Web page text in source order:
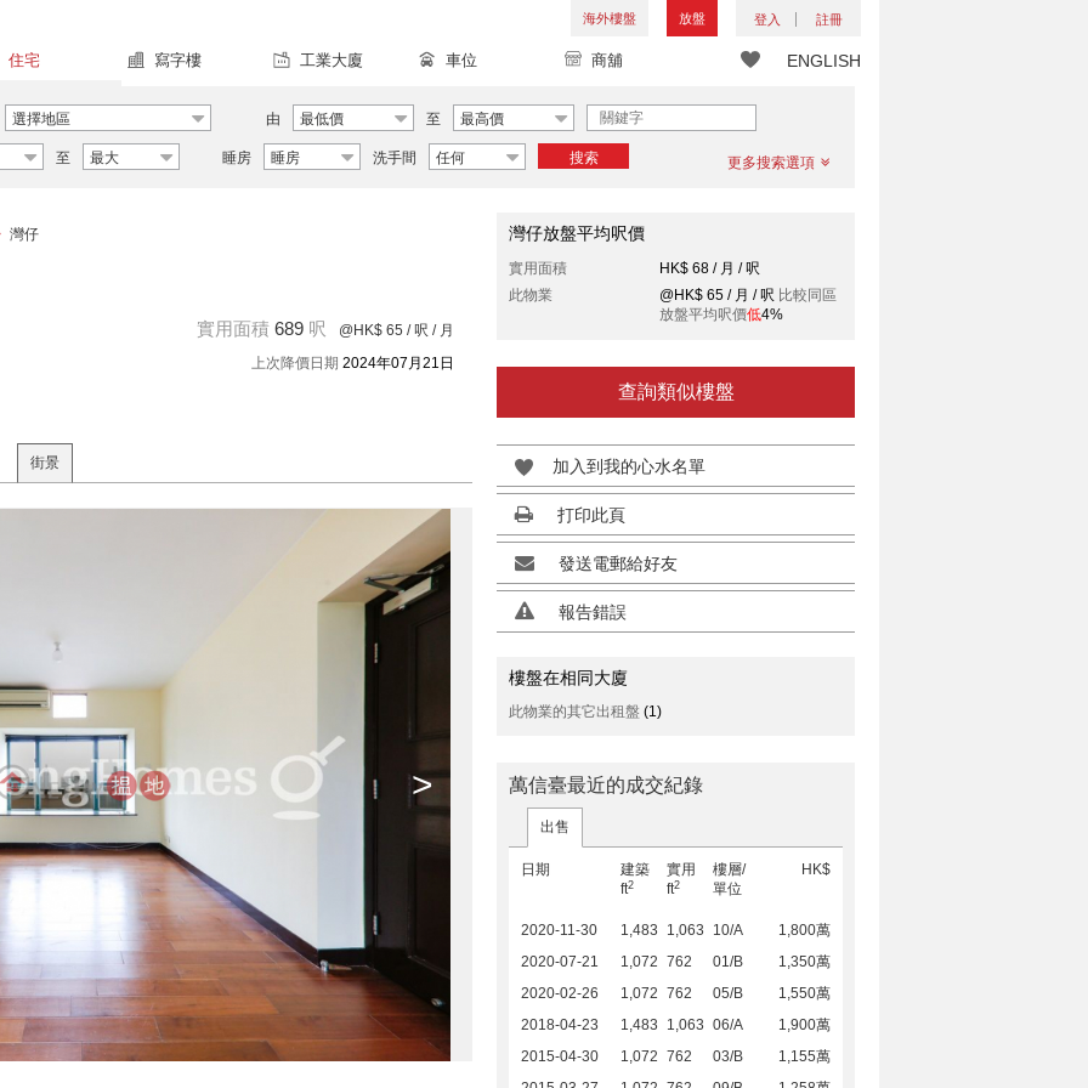
海外樓盤 放盤 登入 註冊
ENGLISH
住宅 寫字樓 工業大廈 車位 商舖
選擇地區 由 最低價 至 最高價
至 最大 睡房 睡房 洗手間 任何 搜索 更多搜索選項
灣仔
實用面積 689 呎 @HK$ 65 / 呎 / 月
上次降價日期 2024年07月21日
街景
>
灣仔放盤平均呎價
實用面積
HK$ 68 / 月 / 呎
此物業
@HK$ 65 / 月 / 呎 比較同區
放盤平均呎價低4%
查詢類似樓盤
加入到我的心水名單
打印此頁
發送電郵給好友
報告錯誤
樓盤在相同大廈
此物業的其它出租盤 (1)
萬信臺最近的成交紀錄
出售
日期
建築
ft2
實用
ft2
樓層/
單位
HK$
2020-11-30 1,483 1,063 10/A
1,800萬
2020-07-21
1,072 762 01/B
1,350萬
2020-02-26
1,072 762 05/B
1,550萬
2018-04-23
1,483 1,063 06/A
1,900萬
2015-04-30
1,072 762 03/B
1,155萬